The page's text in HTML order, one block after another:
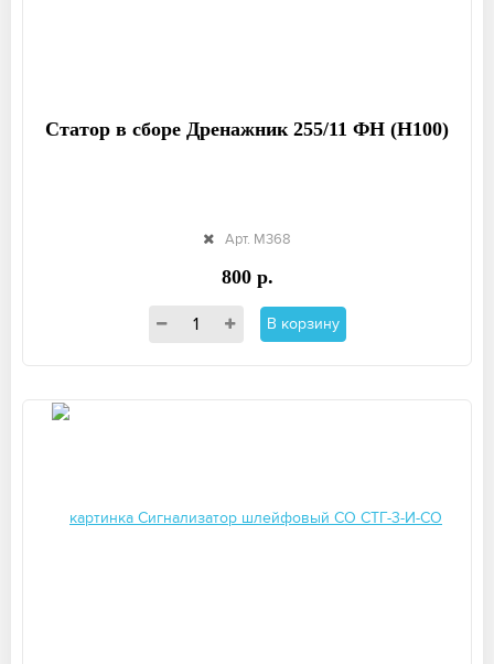
Статор в сборе Дренажник 255/11 ФН (Н100)
Арт. М368
800 р.
В корзину